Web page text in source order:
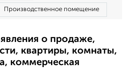
Производственное помещение
о продаже,
квартиры, комнаты,
коммерческая